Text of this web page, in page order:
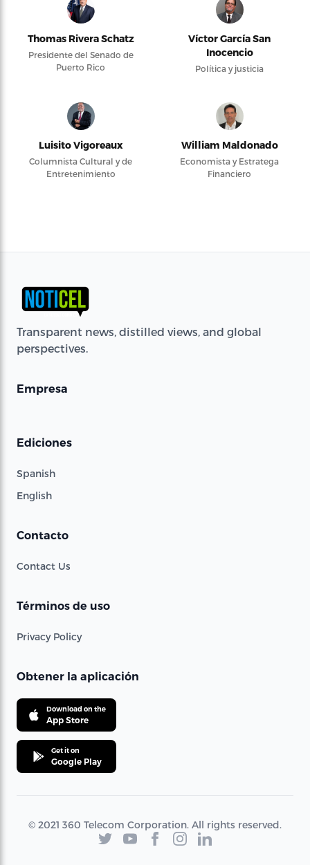
Thomas Rivera Schatz
Presidente del Senado de
Puerto Rico
Víctor García San
Inocencio
Política y justicia
Luisito Vigoreaux
Columnista Cultural y de
Entretenimiento
William Maldonado
Economista y Estratega
Financiero
Transparent news, distilled views, and global
perspectives.
Empresa
Ediciones
Spanish
English
Contacto
Contact Us
Términos de uso
Privacy Policy
Obtener la aplicación
Download on the
App Store
Get it on
Google Play
© 2021 360 Telecom Corporation. All rights reserved.